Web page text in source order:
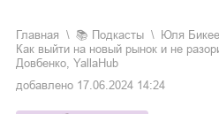
Главная 📚 Подкасты Юля
Как выйти на новый рынок и не
Довбенко, YallaHub
добавлено 17.06.2024 14:24